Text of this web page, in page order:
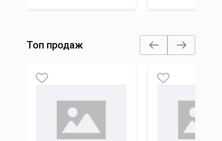
Топ продаж